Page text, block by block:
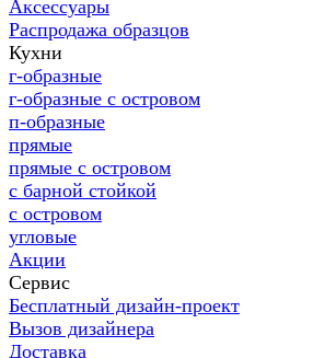
Аксессуары
Распродажа образцов
Кухни
г-образные
г-образные с островом
п-образные
прямые
прямые с островом
с барной стойкой
с островом
угловые
Акции
Сервис
Бесплатный дизайн-проект
Вызов дизайнера
Доставка